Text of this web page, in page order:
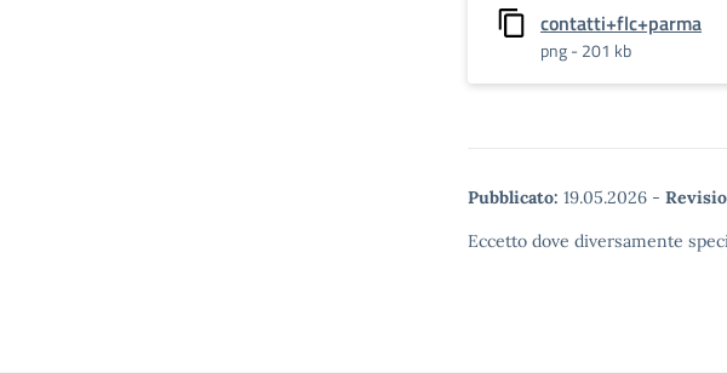
contatti+flc+parma
png - 201 kb
Pubblicato: 19.05.2026 -
Eccetto dove diversamente